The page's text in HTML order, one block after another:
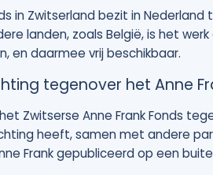
in Zwitserland bezit in
landen, zoals België, is het
en daarmee vrij beschikbaar.
tegenover het Anne
Zwitserse Anne Frank Fonds
heeft, samen met andere
Frank gepubliceerd op een